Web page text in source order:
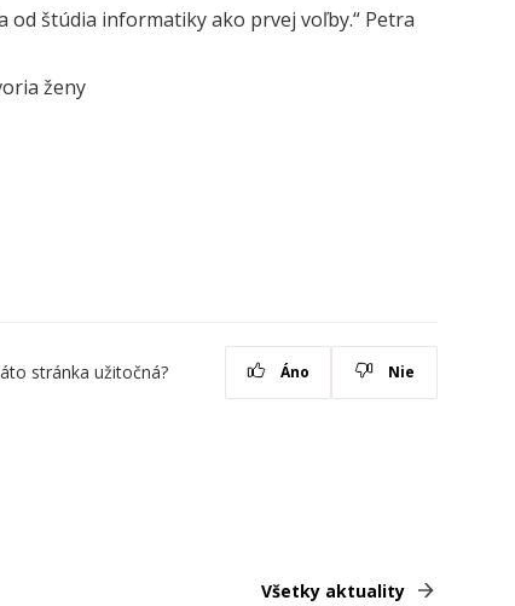
od štúdia informatiky ako prvej voľby.“ Petra
ženy
stránka užitočná? Áno Nie
Všetky aktuality